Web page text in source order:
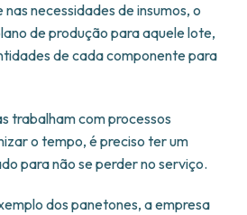
necessidades de insumos, o
de produção para aquele lote,
de cada componente para
trabalham com processos
o tempo, é preciso ter um
para não se perder no serviço.
dos panetones, a empresa